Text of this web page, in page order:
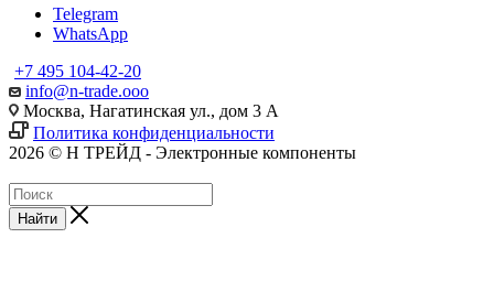
Telegram
WhatsApp
+7 495 104-42-20
info@n-trade.ooo
Москва, Нагатинская ул., дом 3 А
Политика конфиденциальности
2026 © Н ТРЕЙД - Электронные компоненты
Найти